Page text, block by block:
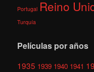
Portugal Reino
Turquía
Películas por años
1935 1939 1940 1941